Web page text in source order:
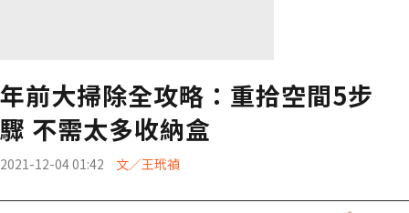
年前大掃除全攻略：重拾空間5步
驟 不需太多收納盒
2021-12-04 01:42 文／王玳禎